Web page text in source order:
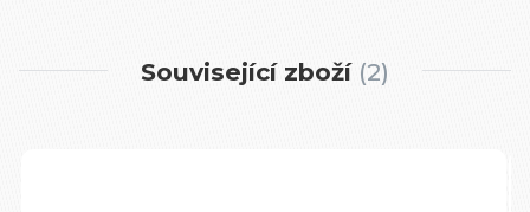
Související zboží 2